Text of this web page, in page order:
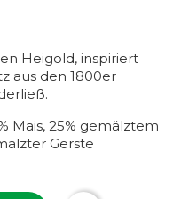
Heigold, inspiriert
aus den 1800er
Mais, 25% gemälztem
Gerste